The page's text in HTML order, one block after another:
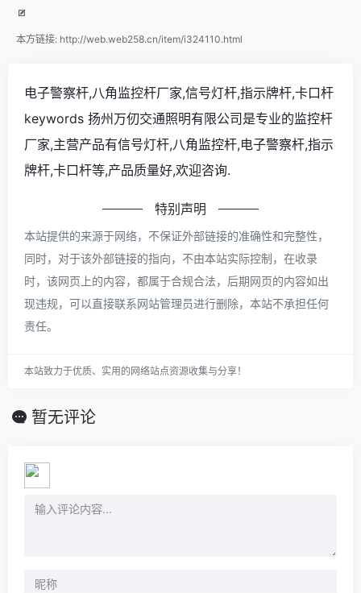
本方链接: http://web.web258.cn/item/i324110.html
电子警察杆,八角监控杆厂家,信号灯杆,指示牌杆,卡口杆
keywords 扬州万仞交通照明有限公司是专业的监控杆
厂家,主营产品有信号灯杆,八角监控杆,电子警察杆,指示
牌杆,卡口杆等,产品质量好,欢迎咨询.
特别声明
本站提供的来源于网络，不保证外部链接的准确性和完整性，
同时，对于该外部链接的指向，不由本站实际控制，在收录
时，该网页上的内容，都属于合规合法，后期网页的内容如出
现违规，可以直接联系网站管理员进行删除，本站不承担任何
责任。
本站致力于优质、实用的网络站点资源收集与分享！
暂无评论